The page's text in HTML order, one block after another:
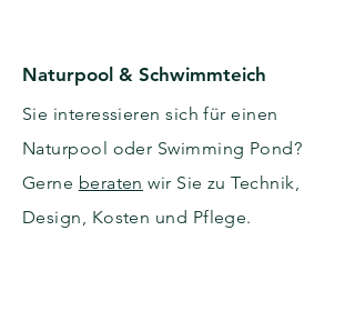
Naturpool & Schwimmteich
Sie interessieren sich für einen
Naturpool oder Swimming Pond?
Gerne beraten wir Sie zu Technik,
Design, Kosten und Pflege.